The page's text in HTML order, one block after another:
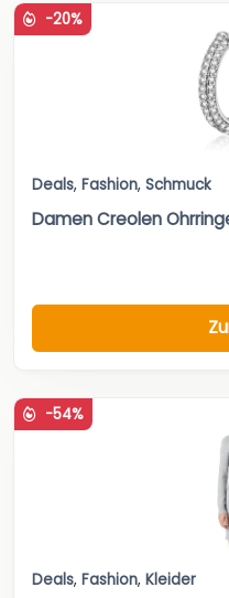
-20%
Deals, Fashion, Schmuck
Damen Creolen
-54%
Deals, Fashion, Kleider